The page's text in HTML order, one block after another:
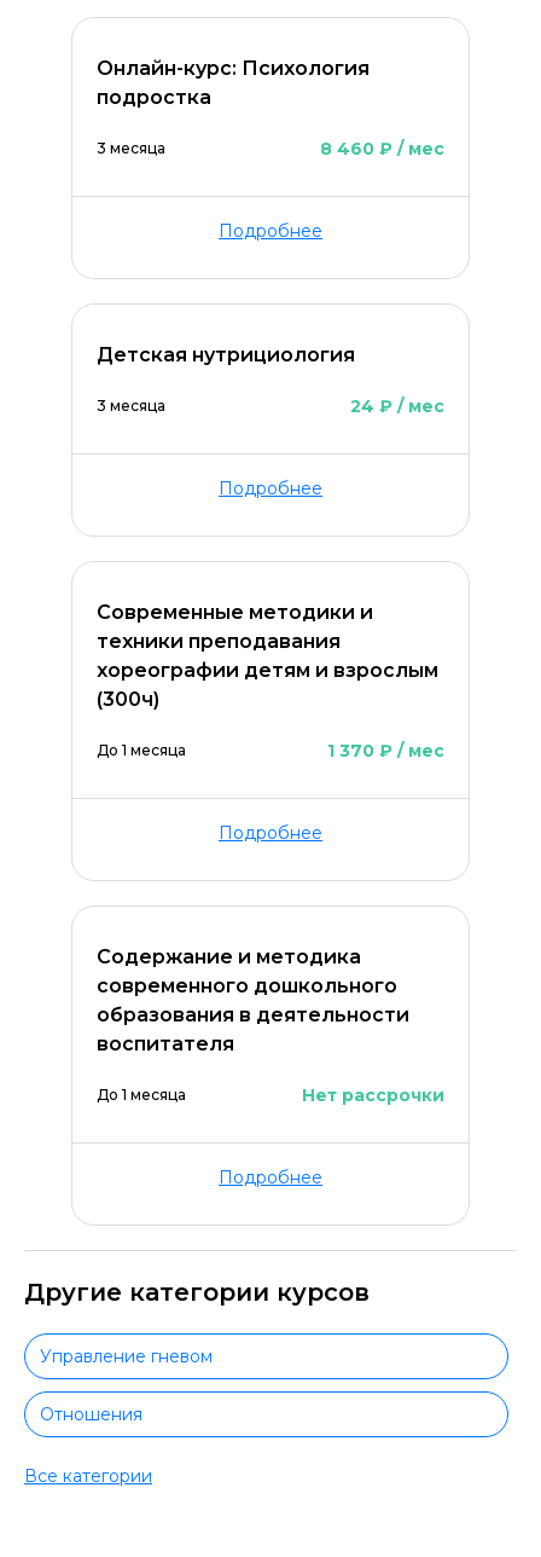
Онлайн-курс: Психология
подростка
3 месяца 8 460 ₽ / мес
Подробнее
Детская нутрициология
3 месяца 24 ₽ / мес
Подробнее
Современные методики и
техники преподавания
хореографии детям и взрослым
(300ч)
До 1 месяца 1 370 ₽ / мес
Подробнее
Содержание и методика
современного дошкольного
образования в деятельности
воспитателя
До 1 месяца Нет рассрочки
Подробнее
Другие категории курсов
Управление гневом
Отношения
Творчество
Все категории